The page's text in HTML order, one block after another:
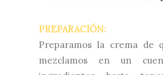
PREPARACIÓN:
Preparamos la crema de
mezclamos en un